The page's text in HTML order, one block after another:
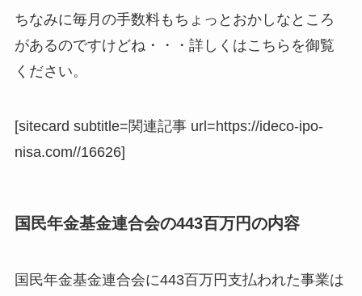
ちなみに毎月の手数料もちょっとおかしなところ
があるのですけどね・・・詳しくはこちらを御覧
ください。
[sitecard subtitle=関連記事 url=https://ideco-ipo-
nisa.com//16626]
国民年金基金連合会の443百万円の内容
国民年金基金連合会に443百万円支払われた事業は